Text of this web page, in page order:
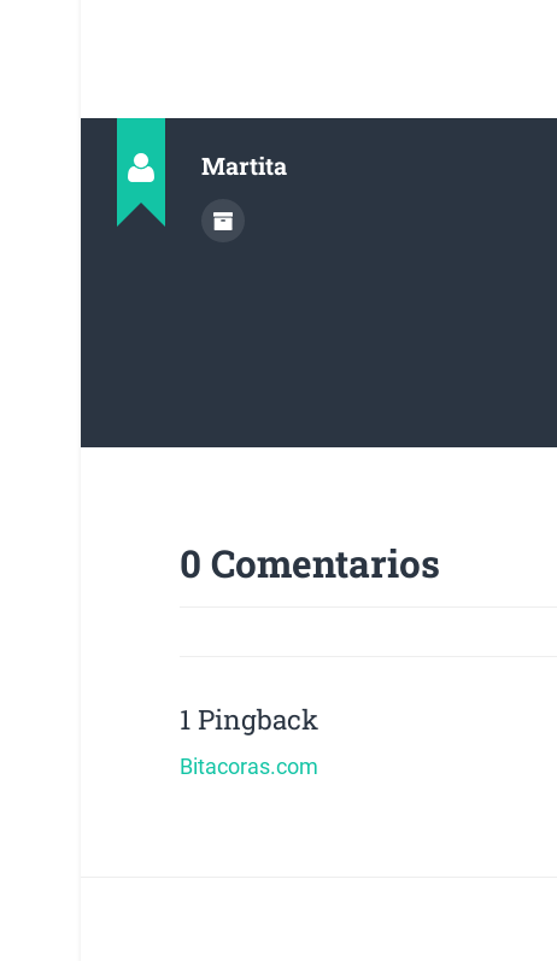
Martita
0 Comentarios
1 Pingback
Bitacoras.com